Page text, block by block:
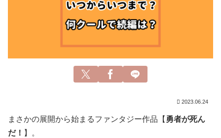
2023.06.24
まさかの展開から始まるファンタジー作品【 勇者が死ん
だ！ 】。